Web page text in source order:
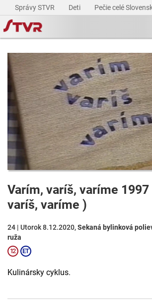
Správy STVR Deti Pečie celé
Varím, varíš, varíme 1997
varíš, varíme )
24 | Utorok 8.12.2020,Sekaná bylinková
ruža
Kulinársky cyklus.